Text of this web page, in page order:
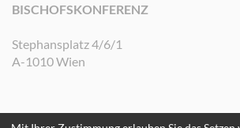
BISCHOFSKONFERENZ
Stephansplatz 4/6/1
A-1010 Wien